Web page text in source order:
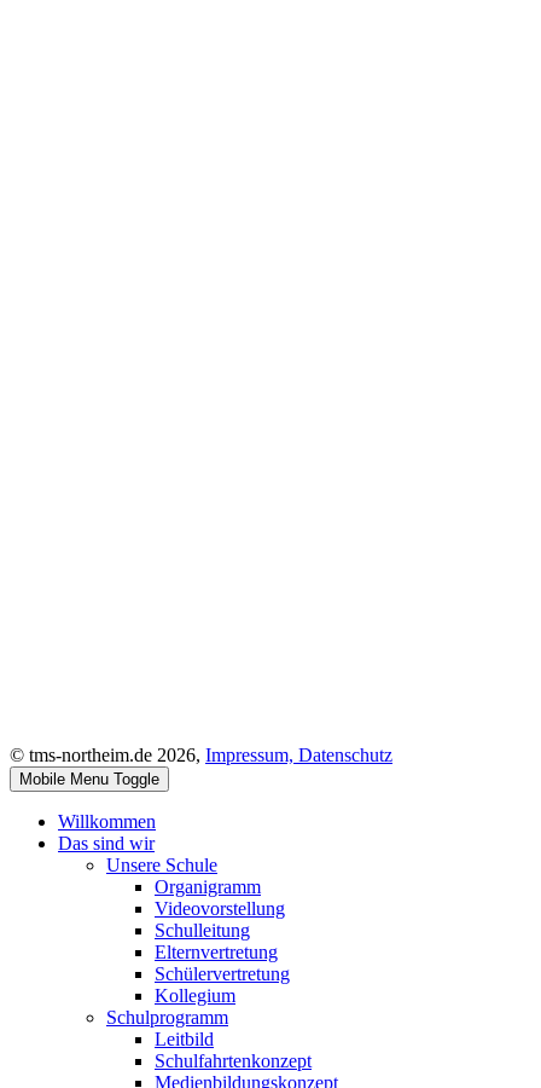
© tms-northeim.de 2026, Impressum, Datenschutz
Mobile Menu Toggle
Willkommen
Das sind wir
Unsere Schule
Organigramm
Videovorstellung
Schulleitung
Elternvertretung
Schülervertretung
Kollegium
Schulprogramm
Leitbild
Schulfahrtenkonzept
Medienbildungskonzept